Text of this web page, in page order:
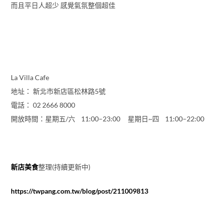
而且平日人超少 感覺氣氛整個超佳
La Villa Cafe
地址： 新北市新店區松林路5號
電話： 02 2666 8000
開放時間：星期五/六 11:00–23:00 星期日~四 11:00–22:00
新店美食整理(持續更新中)
https://twpang.com.tw/blog/post/211009813